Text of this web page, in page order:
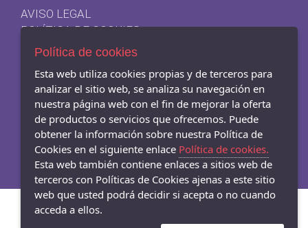
AVISO LEGAL
POLÍTICA DE COOKIES
ENVÍOS Y DEVOLUCIONES
- Carrer Mar 54-56, Badalona - 08911 (Barcelona)
933845003
Política de cookies
Esta web utiliza cookies propias y de terceros para
analizar el sitio web, se analiza su navegación en
nuestra página web con el fin de mejorar la oferta
de productos o servicios que ofrecemos. Puede
obtener la información sobre nuestra Política de
Cookies en el siguiente enlace Política de cookies.
Esta web también contiene enlaces a sitios web de
terceros con Políticas de Cookies ajenas a este sitio
web que usted podrá decidir si acepta o no cuando
acceda a ellos.